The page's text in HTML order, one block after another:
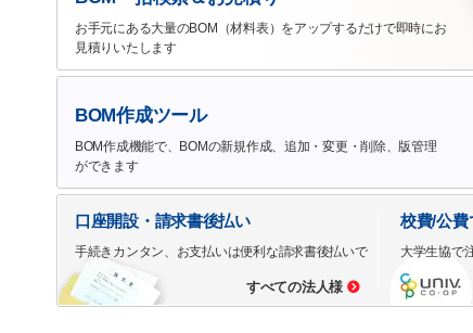
お手元にある大量のBOM（材料表）をアップするだけで即時にお
見積りいたします
BOM作成ツール
BOM作成機能で、BOMの新規作成、追加・変更・削除、版管理
ができます
口座開設・請求書後払い
手続きカンタン、お支払いは便利な請求書後払いで
すべての法人様
校費/公費
大学生協で